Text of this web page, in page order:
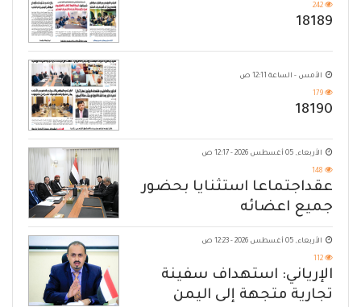
242
18189
الأمس - الساعة 12:11 ص
179
18190
الأربعاء, 05 أغسطس 2026 - 12:17 ص
148
عقداجتماعا استثنايا بحضور
جميع اعضائه
الأربعاء, 05 أغسطس 2026 - 12:23 ص
112
الإرياني: استهداف سفينة
تجارية متجهة إلى اليمن